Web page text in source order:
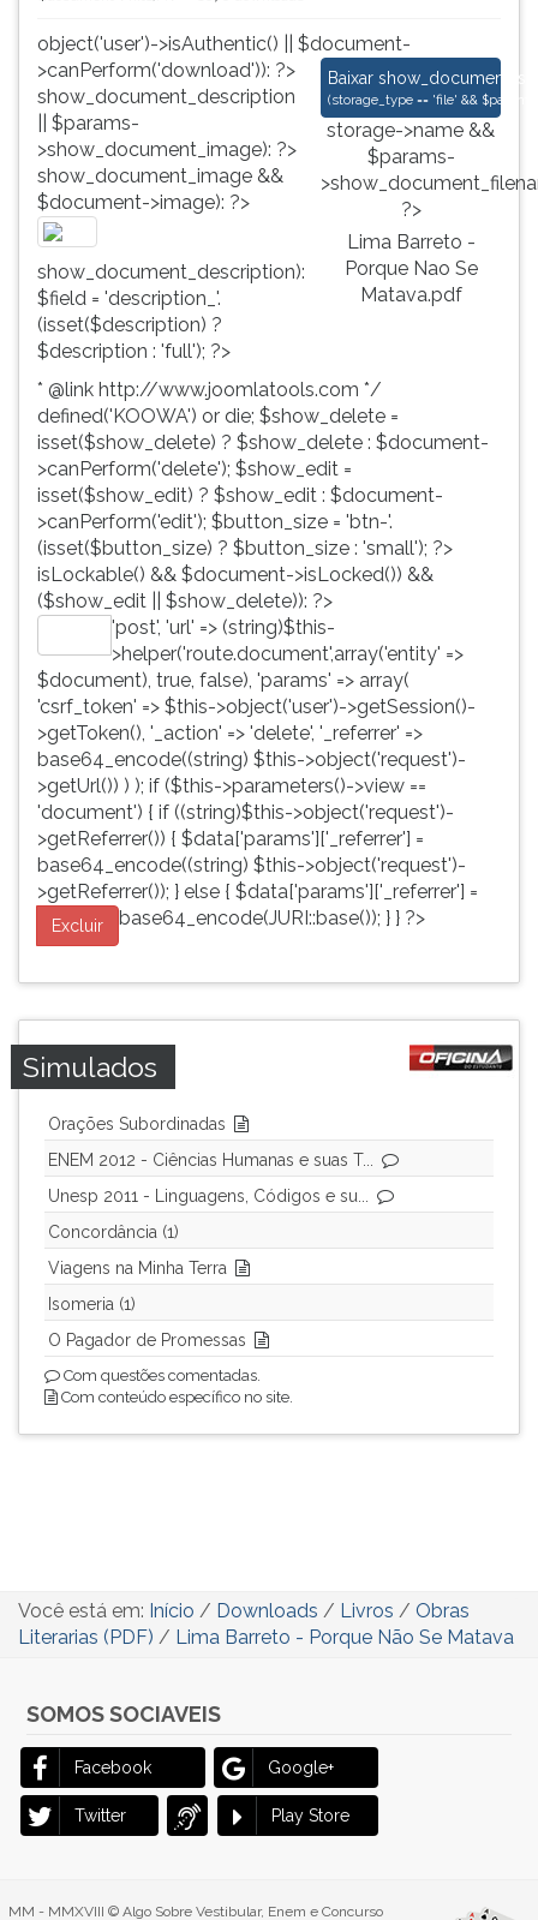
object('user')->isAuthentic() || $document-
>canPerform('download')): ?>
Baixar Lima Barreto -
(storage_type == 'file' &&
storage->name &&
$params-
?>
Lima Barreto -
Porque Nao Se
Matava.pdf
show_document_description
|| $params-
>show_document_image): ?>
show_document_image &&
$document->image): ?>
show_document_description):
$field = 'description_'.
(isset($description) ?
$description : 'full'); ?>
* @link http://www.joomlatools.com */
defined('KOOWA') or die; $show_delete =
isset($show_delete) ? $show_delete : $document-
>canPerform('delete'); $show_edit =
isset($show_edit) ? $show_edit : $document-
>canPerform('edit'); $button_size = 'btn-'.
(isset($button_size) ? $button_size : 'small'); ?>
isLockable() && $document->isLocked()) &&
($show_edit || $show_delete)): ?>
'post', 'url' => (string)$this-
>helper('route.document',array('entity' =>
$document), true, false), 'params' => array(
'csrf_token' => $this->object('user')->getSession()-
>getToken(), '_action' => 'delete', '_referrer' =>
base64_encode((string) $this->object('request')-
>getUrl()) ) ); if ($this->parameters()->view ==
'document') { if ((string)$this->object('request')-
>getReferrer()) { $data['params']['_referrer'] =
base64_encode((string) $this->object('request')-
>getReferrer()); } else { $data['params']['_referrer'] =
base64_encode(JURI::base()); } } ?>
Excluir
Simulados
Orações Subordinadas
ENEM 2012 - Ciências Humanas e suas T...
Unesp 2011 - Linguagens, Códigos e su...
Concordância (1)
Viagens na Minha Terra
Isomeria (1)
O Pagador de Promessas
Com questões comentadas.
Com conteúdo específico no site.
Você está em: Início / Downloads / Livros / Obras
Literarias (PDF) / Lima Barreto - Porque Não Se Matava
SOMOS SOCIAVEIS
Facebook Google+
Twitter Play Store
MM - MMXVIII © Algo Sobre Vestibular, Enem e Concurso